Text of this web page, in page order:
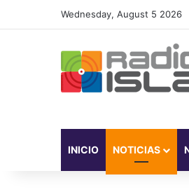
Wednesday, August 5 2026
INICIO NOTICIAS